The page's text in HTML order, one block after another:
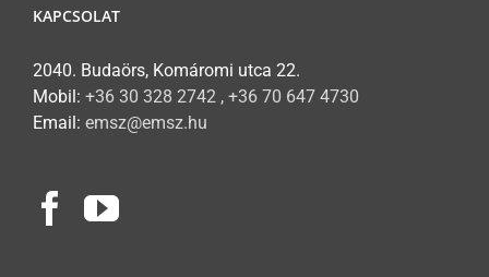
KAPCSOLAT
2040. Budaörs, Komáromi utca 22.
Mobil: +36 30 328 2742 , +36 70 647 4730
Email: emsz@emsz.hu